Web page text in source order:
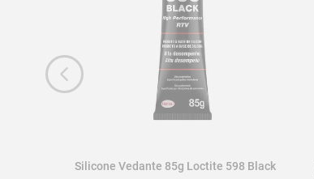
Silicone Vedante 85g Loctite 598 Black